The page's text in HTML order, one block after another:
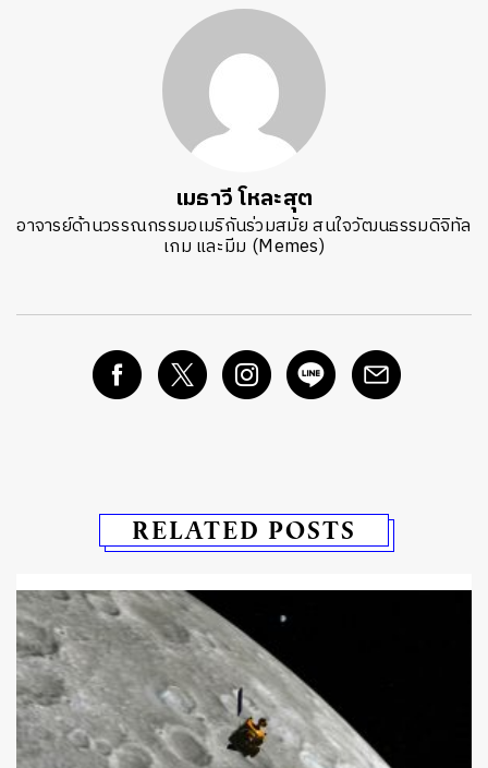
เมธาวี โหละสุต
อาจารย์ด้านวรรณกรรมอเมริกันร่วมสมัย สนใจวัฒนธรรมดิจิทัล
เกม และมีม (Memes)
RELATED POSTS